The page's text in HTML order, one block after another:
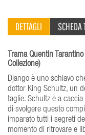
DETTAGLI SCHEDA
Trama Quentin
Collezione)
Django è uno schiavo
dottor King Schultz, un
taglie. Schultz è a
di svolgere questo
imparato tutti i segreti
momento di ritrovare e